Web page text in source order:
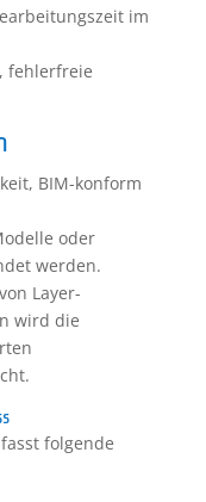
im
fehlerfreie
BIM-konform
oder
werden.
Layer-
wird die
folgende